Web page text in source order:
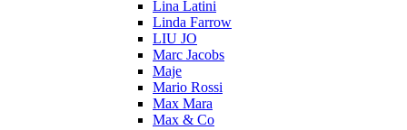
Lina Latini
Linda Farrow
LIU JO
Marc Jacobs
Maje
Mario Rossi
Max Mara
Max & Co